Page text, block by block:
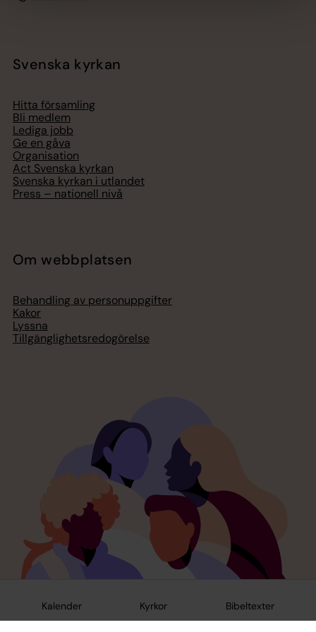
Kalender Kyrkor Bibeltexter
Svenska kyrkan
Hitta församling
Bli medlem
Lediga jobb
Ge en gåva
Organisation
Act Svenska kyrkan
Svenska kyrkan i utlandet
Press – nationell nivå
Om webbplatsen
Behandling av personuppgifter
Kakor
Lyssna
Tillgänglighetsredogörelse